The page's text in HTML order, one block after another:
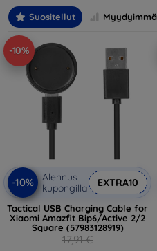
Suositellut
-10%
-10%
Alennus
kupongilla
EXTRA10
Tactical USB Charging Cable for
Xiaomi Amazfit Bip6/Active 2/2
Square (57983128919)
17,91 €